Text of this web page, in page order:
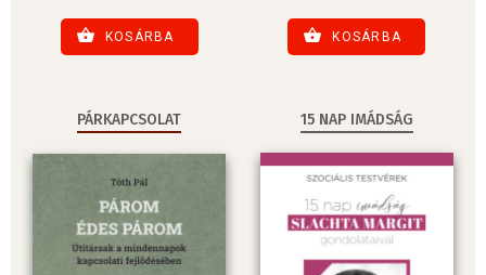
KOSÁRBA KOSÁRBA
PÁRKAPCSOLAT 15 NAP IMÁDSÁG